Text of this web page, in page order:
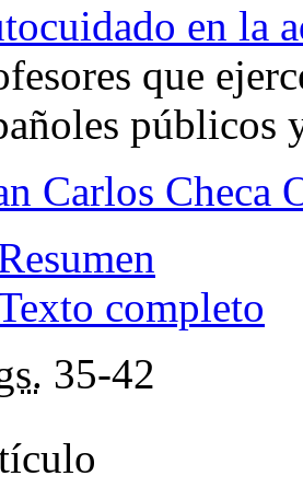
en la
que
públicos
Carlos Checa
completo
35-42